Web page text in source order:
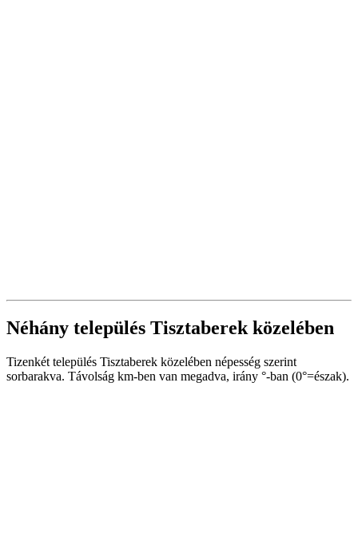
Néhány település Tisztaberek közelében
Tizenkét település Tisztaberek közelében népesség szerint
sorbarakva. Távolság km-ben van megadva, irány °-ban (0°=észak).